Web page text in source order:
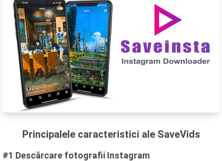
Principalele caracteristici ale SaveVids
#1 Descărcare fotografii Instagram